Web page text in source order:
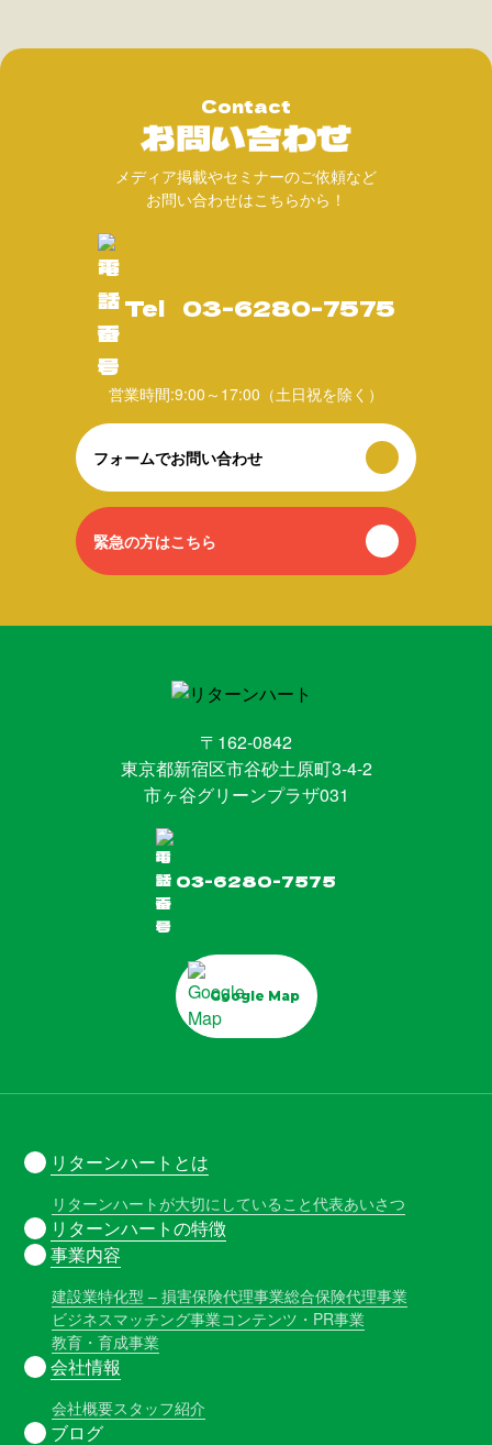
Contact
お問い合わせ
メディア掲載やセミナーのご依頼など
お問い合わせはこちらから！
Tel 03-6280-7575
営業時間:9:00～17:00（土日祝を除く）
フォームでお問い合わせ
緊急の方はこちら
〒162-0842
東京都新宿区市谷砂土原町3-4-2
市ヶ谷グリーンプラザ031
03-6280-7575
Google Map
リターンハートとは
リターンハートが大切にしていること代表あいさつ
リターンハートの特徴
事業内容
建設業特化型 – 損害保険代理事業総合保険代理事業
ビジネスマッチング事業コンテンツ・PR事業
教育・育成事業
会社情報
会社概要スタッフ紹介
ブログ